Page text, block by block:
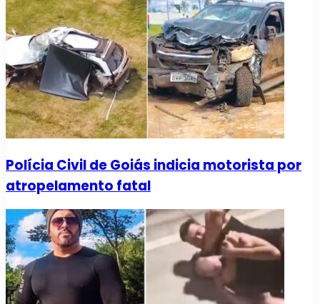
Polícia Civil de Goiás indicia motorista por
atropelamento fatal